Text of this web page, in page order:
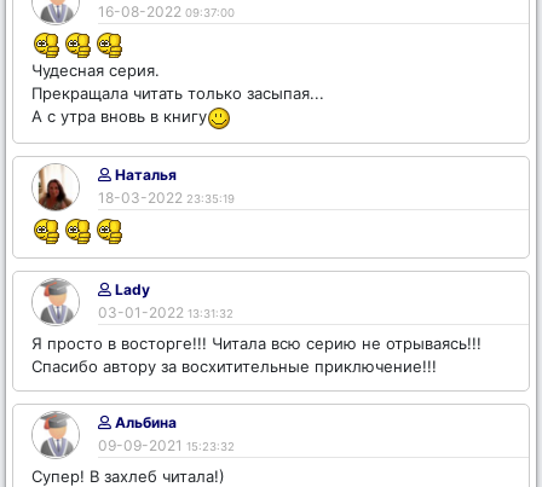
16-08-2022 09:37:00
Чудесная серия.
Прекращала читать только засыпая...
А с утра вновь в книгу
Наталья
18-03-2022 23:35:19
Lady
03-01-2022 13:31:32
Я просто в восторге!!! Читала всю серию не отрываясь!!!
Спасибо автору за восхитительные приключение!!!
Альбина
09-09-2021 15:23:32
Супер! В захлеб читала!)